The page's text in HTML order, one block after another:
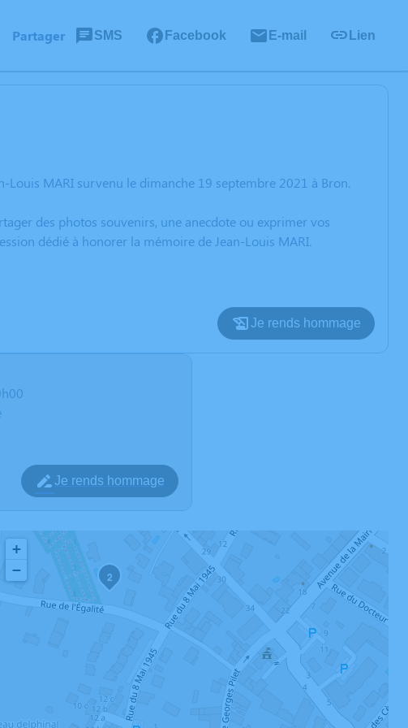
Partager SMS Facebook E-mail Lien
Louis MARI survenu le dimanche 19 septembre 2021 à Bron.
des photos souvenirs, une anecdote ou exprimer vos
dédié à honorer la mémoire de Jean-Louis MARI.
Je rends hommage
Je rends hommage
2
+
−